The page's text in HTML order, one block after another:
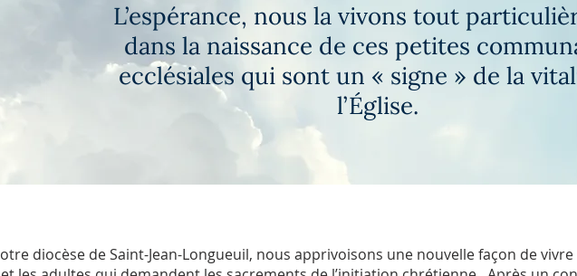
L’espérance, nous la vivons tout
dans la naissance de ces petites
ecclésiales qui sont un « signe » de la
l’Église.
diocèse de Saint-Jean-Longueuil, nous apprivoisons une nouvelle façon de vivre